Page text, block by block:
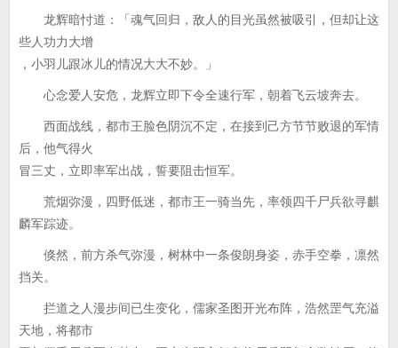
龙辉暗忖道：「魂气回归，敌人的目光虽然被吸引，但却让这
些人功力大增
，小羽儿跟冰儿的情况大大不妙。」
心念爱人安危，龙辉立即下令全速行军，朝着飞云坡奔去。
西面战线，都市王脸色阴沉不定，在接到己方节节败退的军情
后，他气得火
冒三丈，立即率军出战，誓要阻击恒军。
荒烟弥漫，四野低迷，都市王一骑当先，率领四千尸兵欲寻麒
麟军踪迹。
倏然，前方杀气弥漫，树林中一条俊朗身姿，赤手空拳，凛然
挡关。
拦道之人漫步间已生变化，儒家圣图开光布阵，浩然罡气充溢
天地，将都市